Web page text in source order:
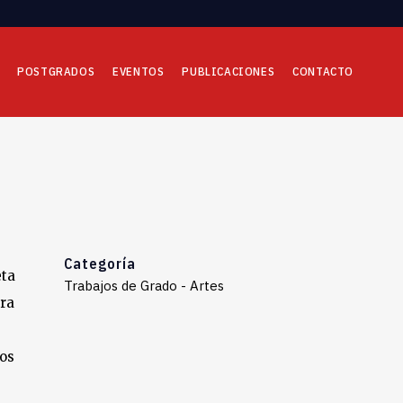
POSTGRADOS EVENTOS PUBLICACIONES CONTACTO
Categoría
Trabajos de Grado - Artes